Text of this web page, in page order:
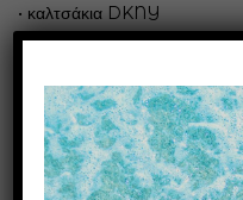
• καλτσάκια DKNY
• γυάλινο μπιμπερό Mf
• κουδουνίστρα – μασητικό
σιλικόνης (BPA free)
• 2 βρεφικά πανάκια